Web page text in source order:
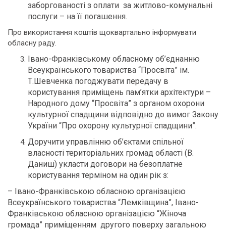
заборгованості з оплати за житлово-комунальні
послуги – на її погашення.
Про використання коштів щоквартально інформувати
обласну раду.
Івано-Франківському обласному об’єднанню
Всеукраїнського товариства “Просвіта” ім.
Т.Шевченка погоджувати передачу в
користування приміщень пам’ятки архітектури –
Народного дому “Просвіта” з органом охорони
культурної спадщини відповідно до вимог Закону
України “Про охорону культурної спадщини”.
Доручити управлінню об’єктами спільної
власності територіальних громад області (В.
Даниш) укласти договори на безоплатне
користування терміном на один рік з:
– Івано-Франківською обласною організацією
Всеукраїнського товариства “Лемківщина”, Івано-
Франківською обласною організацією “Жіноча
громада” приміщенням другого поверху загальною